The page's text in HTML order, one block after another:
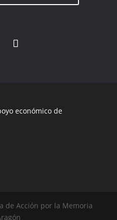
económico de
de Acción por la Memoria